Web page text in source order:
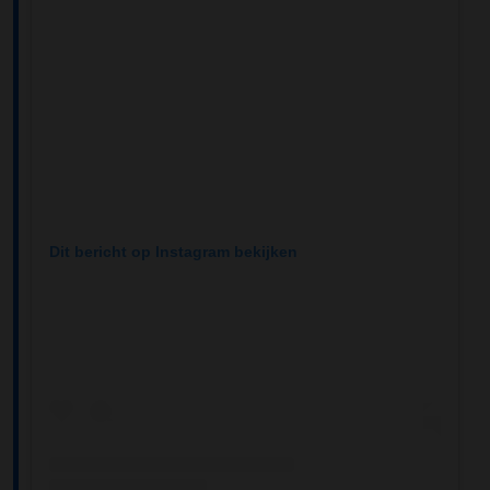
Dit bericht op Instagram bekijken